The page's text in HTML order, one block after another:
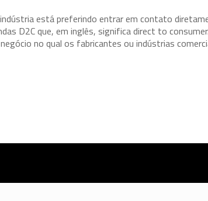
está preferindo entrar em contato
D2C que, em inglês, significa direct to
no qual os fabricantes ou indústrias